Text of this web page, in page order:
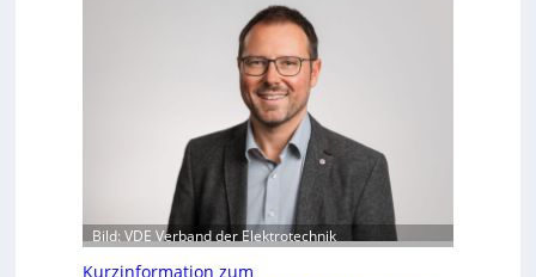
Bild: VDE Verband der Elektrotechnik
Kurzinformation zum